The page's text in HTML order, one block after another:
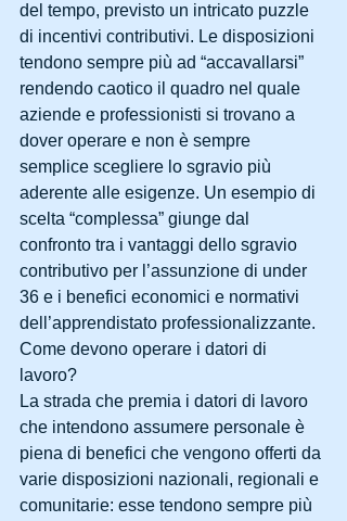
del tempo, previsto un intricato puzzle
di incentivi contributivi. Le disposizioni
tendono sempre più ad “accavallarsi”
rendendo caotico il quadro nel quale
aziende e professionisti si trovano a
dover operare e non è sempre
semplice scegliere lo sgravio più
aderente alle esigenze. Un esempio di
scelta “complessa” giunge dal
confronto tra i vantaggi dello sgravio
contributivo per l’assunzione di under
36 e i benefici economici e normativi
dell’apprendistato professionalizzante.
Come devono operare i datori di
lavoro?
La strada che premia i datori di lavoro
che intendono assumere personale è
piena di benefici che vengono offerti da
varie disposizioni nazionali, regionali e
comunitarie: esse tendono sempre più